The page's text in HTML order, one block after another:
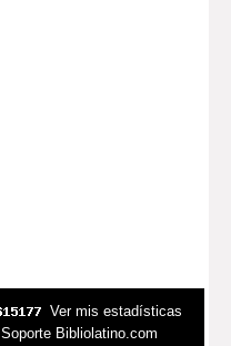
Ver mis estadísticas
Soporte Bibliolatino.com